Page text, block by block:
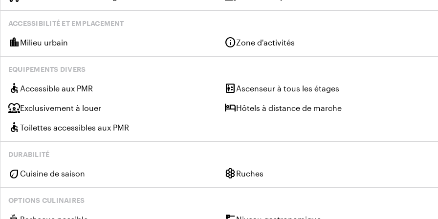
ACCESSIBILITÉ ET EMPLACEMENT
location_city Milieu urbain infoZone d'activités
EQUIPEMENTS DIVERS
accessible Accessible aux PMR elevator Ascenseur à tous les étages
diversity_1Exclusivement à louer hotelHôtels à distance de marche
accessible Toilettes accessibles aux PMR
DURABILITÉ
eco Cuisine de saison hiveRuches
OPTIONS CULINAIRES